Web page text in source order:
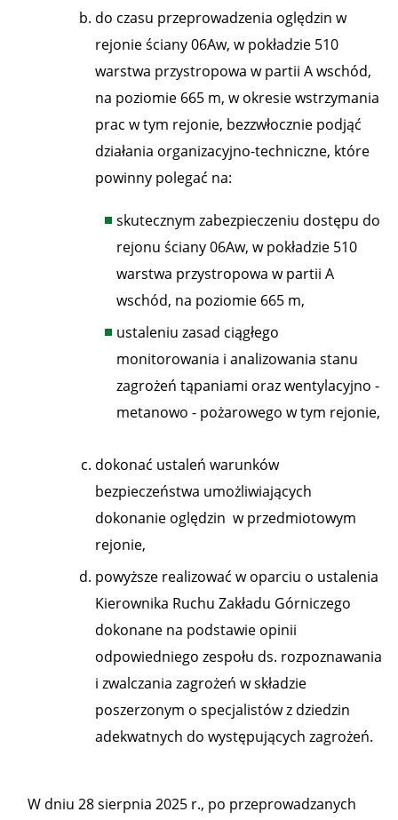
do czasu przeprowadzenia oględzin w
rejonie ściany 06Aw, w pokładzie 510
warstwa przystropowa w partii A wschód,
na poziomie 665 m, w okresie wstrzymania
prac w tym rejonie, bezzwłocznie podjąć
działania organizacyjno-techniczne, które
powinny polegać na:
skutecznym zabezpieczeniu dostępu do
rejonu ściany 06Aw, w pokładzie 510
warstwa przystropowa w partii A
wschód, na poziomie 665 m,
ustaleniu zasad ciągłego
monitorowania i analizowania stanu
zagrożeń tąpaniami oraz wentylacyjno -
metanowo - pożarowego w tym rejonie,
dokonać ustaleń warunków
bezpieczeństwa umożliwiających
dokonanie oględzin w przedmiotowym
rejonie,
powyższe realizować w oparciu o ustalenia
Kierownika Ruchu Zakładu Górniczego
dokonane na podstawie opinii
odpowiedniego zespołu ds. rozpoznawania
i zwalczania zagrożeń w składzie
poszerzonym o specjalistów z dziedzin
adekwatnych do występujących zagrożeń.
W dniu 28 sierpnia 2025 r., po przeprowadzanych